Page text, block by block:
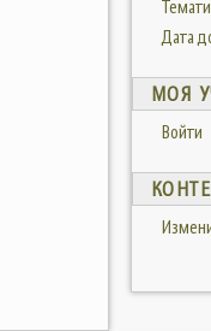
Дата
МОЯ
Войти